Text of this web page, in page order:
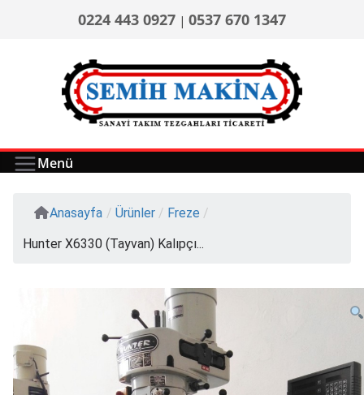
0224 443 0927 | 0537 670 1347
Menü
Anasayfa / Ürünler / Freze /
Hunter X6330 (Tayvan) Kalıpçı...